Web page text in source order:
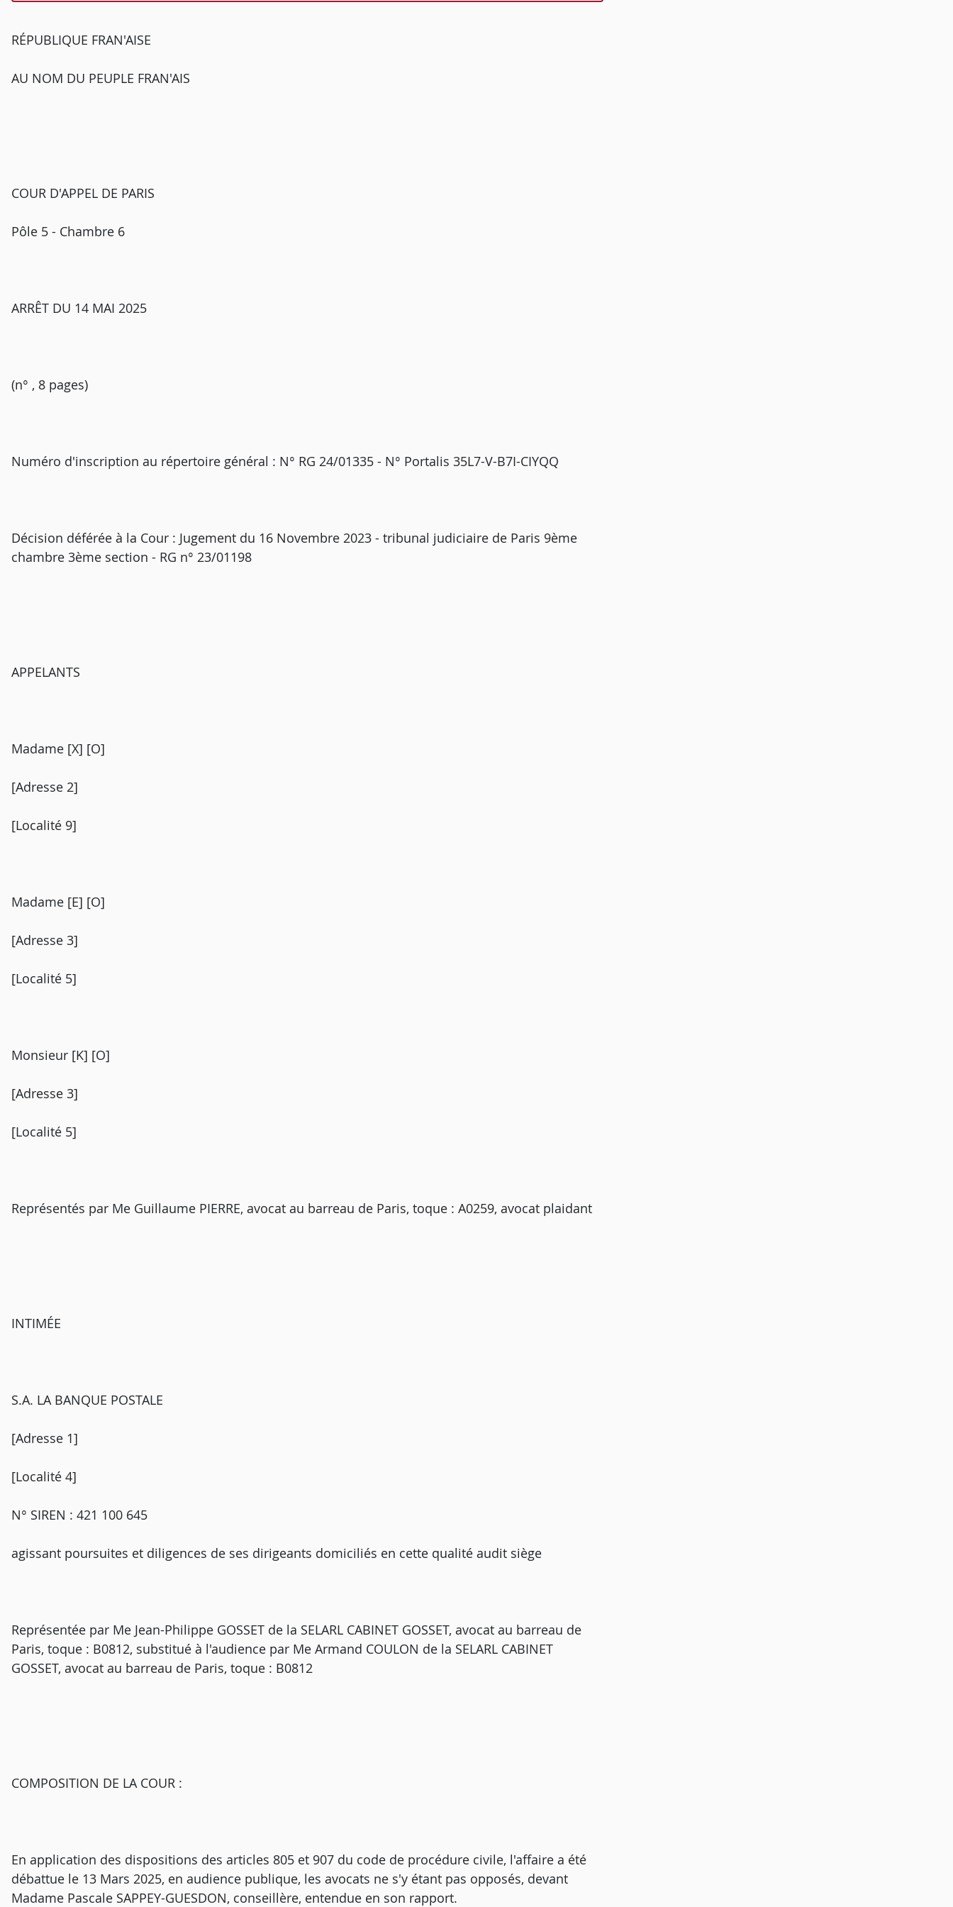
RÉPUBLIQUE FRAN'AISE
AU NOM DU PEUPLE FRAN'AIS
COUR D'APPEL DE PARIS
Pôle 5 - Chambre 6
ARRÊT DU 14 MAI 2025
(n° , 8 pages)
Numéro d'inscription au répertoire général : N° RG 24/01335 - N° Portalis 35L7-V-B7I-CIYQQ
Décision déférée à la Cour : Jugement du 16 Novembre 2023 - tribunal judiciaire de Paris 9ème
chambre 3ème section - RG n° 23/01198
APPELANTS
Madame [X] [O]
[Adresse 2]
[Localité 9]
Madame [E] [O]
[Adresse 3]
[Localité 5]
Monsieur [K] [O]
[Adresse 3]
[Localité 5]
Représentés par Me Guillaume PIERRE, avocat au barreau de Paris, toque : A0259, avocat plaidant
INTIMÉE
S.A. LA BANQUE POSTALE
[Adresse 1]
[Localité 4]
N° SIREN : 421 100 645
agissant poursuites et diligences de ses dirigeants domiciliés en cette qualité audit siège
Représentée par Me Jean-Philippe GOSSET de la SELARL CABINET GOSSET, avocat au barreau de
Paris, toque : B0812, substitué à l'audience par Me Armand COULON de la SELARL CABINET
GOSSET, avocat au barreau de Paris, toque : B0812
COMPOSITION DE LA COUR :
En application des dispositions des articles 805 et 907 du code de procédure civile, l'affaire a été
débattue le 13 Mars 2025, en audience publique, les avocats ne s'y étant pas opposés, devant
Madame Pascale SAPPEY-GUESDON, conseillère, entendue en son rapport.